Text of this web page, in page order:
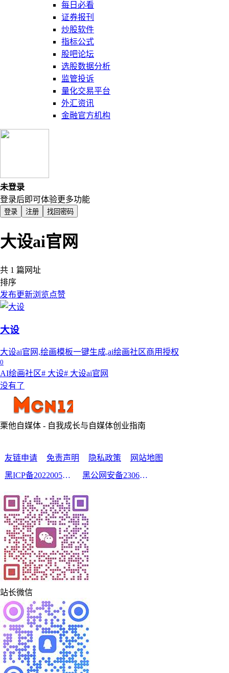
每日必看
证券报刊
炒股软件
指标公式
股吧论坛
选股数据分析
监管投诉
量化交易平台
外汇资讯
金融官方机构
未登录
登录后即可体验更多功能
登录 注册 找回密码
大设ai官网
共 1 篇网址
排序
发布更新浏览点赞
大设
大设ai官网,绘画模板一键生成,ai绘画社区商用授权
0
AI绘画社区# 大设# 大设ai官网
没有了
栗他自媒体 - 自我成长与自媒体创业指南
友链申请 免责声明 隐私政策
网站地图
黑ICP备2022005210号-2
黑公网安备23060302000213号
站长微信